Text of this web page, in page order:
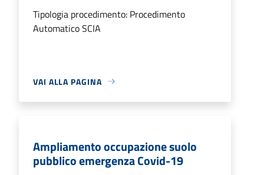
Tipologia procedimento: Procedimento
Automatico SCIA
VAI ALLA PAGINA
Ampliamento occupazione suolo
pubblico emergenza Covid-19